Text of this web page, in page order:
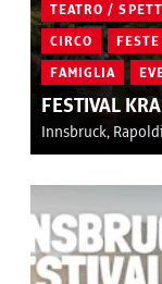
TEATRO /
CIRCO
FAMIGLIA
FESTIVAL
Innsbruck,